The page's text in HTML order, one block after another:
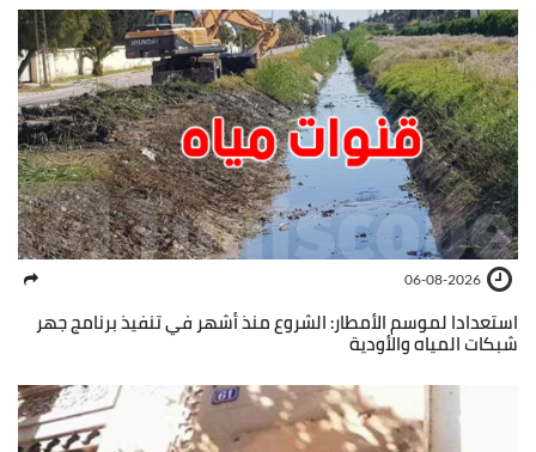
06-08-2026
استعدادا لموسم الأمطار: الشروع منذ أشهر في تنفيذ برنامج جهر
شبكات المياه والأودية